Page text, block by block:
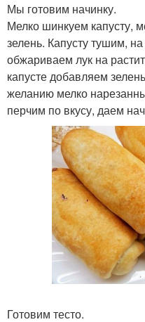
Мы готовим начинку.
Мелко шинкуем капусту,
зелень. Капусту тушим,
обжариваем лук на
капусте добавляем
желанию мелко
перчим по вкусу, даем
Готовим тесто.